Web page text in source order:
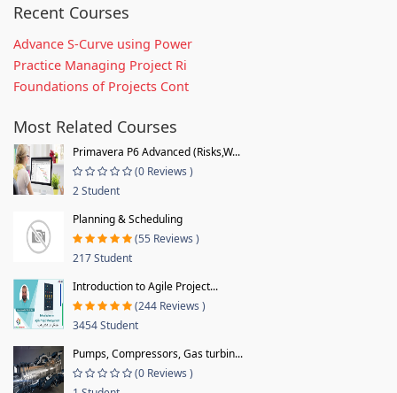
Recent Courses
Advance S-Curve using Power
Practice Managing Project Ri
Foundations of Projects Cont
Most Related Courses
Primavera P6 Advanced (Risks,W...
(0 Reviews )
2 Student
Planning & Scheduling
(55 Reviews )
217 Student
Introduction to Agile Project...
(244 Reviews )
3454 Student
Pumps, Compressors, Gas turbin...
(0 Reviews )